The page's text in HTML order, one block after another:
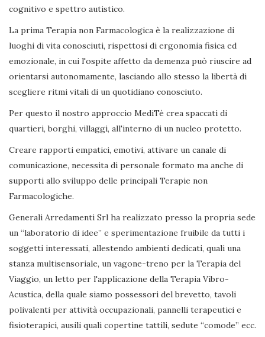
cognitivo e spettro autistico.
La prima Terapia non Farmacologica è la realizzazione di
luoghi di vita conosciuti, rispettosi di ergonomia fisica ed
emozionale, in cui l'ospite affetto da demenza può riuscire ad
orientarsi autonomamente, lasciando allo stesso la libertà di
scegliere ritmi vitali di un quotidiano conosciuto.
Per questo il nostro approccio MediTè crea spaccati di
quartieri, borghi, villaggi, all'interno di un nucleo protetto.
Creare rapporti empatici, emotivi, attivare un canale di
comunicazione, necessita di personale formato ma anche di
supporti allo sviluppo delle principali Terapie non
Farmacologiche.
Generali Arredamenti Srl ha realizzato presso la propria sede
un “laboratorio di idee” e sperimentazione fruibile da tutti i
soggetti interessati, allestendo ambienti dedicati, quali una
stanza multisensoriale, un vagone-treno per la Terapia del
Viaggio, un letto per l'applicazione della Terapia Vibro-
Acustica, della quale siamo possessori del brevetto, tavoli
polivalenti per attività occupazionali, pannelli terapeutici e
fisioterapici, ausili quali copertine tattili, sedute “comode” ecc.